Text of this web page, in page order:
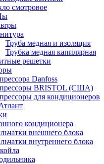
смотровое
Труба медная и изоляция
Трубка медная капилярная
решетки
Danfoss
BRISTOL (США)
для кондиционеров
кондиционера
внешнего блока
внутреннего блока